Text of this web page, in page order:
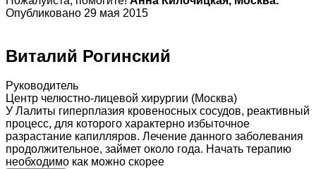
Опубликовано 29 мая 2015
Виталий Рогинский
Руководитель
Центр челюстно-лицевой хирургии (Москва)
У Лалиты гиперплазия кровеносных сосудов, реактивный
процесс, для которого характерно избыточное
разрастание капилляров. Лечение данного заболевания
продолжительное, займет около года. Начать терапию
необходимо как можно скорее